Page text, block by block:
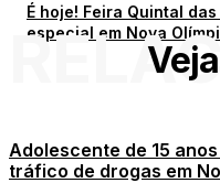
É hoje! Feira Quintal
especial em Nova
Adolescente de 15
tráfico de drogas em